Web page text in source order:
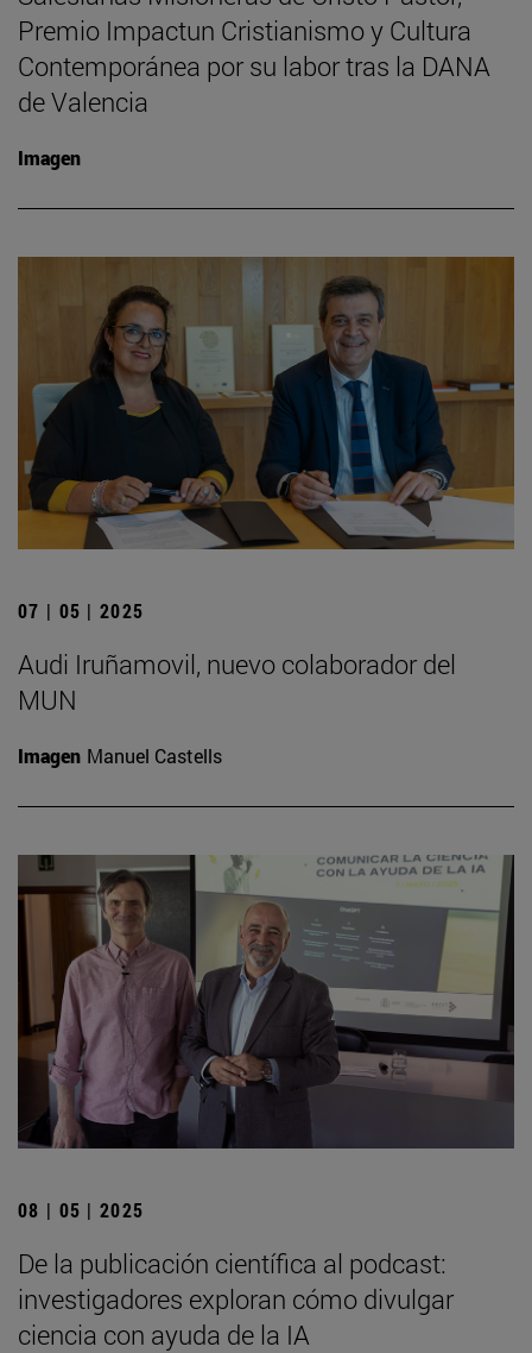
Premio Impactun Cristianismo y Cultura
Contemporánea por su labor tras la DANA
de Valencia
Imagen
07 | 05 | 2025
Audi Iruñamovil, nuevo colaborador del
MUN
Imagen Manuel Castells
08 | 05 | 2025
De la publicación científica al podcast:
investigadores exploran cómo divulgar
ciencia con ayuda de la IA